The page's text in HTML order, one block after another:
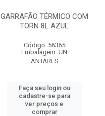
GARRAFÃO TÉRMICO COM
TORN 8L AZUL
Código: 56365
Embalagem: UN
ANTARES
Faça seu login ou
cadastre-se para
ver preços e
comprar